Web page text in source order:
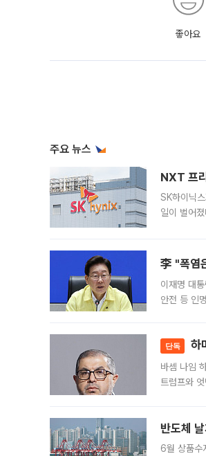
좋아요
주요 뉴스
NXT 프
SK하이닉
일이 벌어
李 "폭염
이재명 대
안전 등 인
단독 하
바셈 나임
트럼프와
반도체
6월 상품